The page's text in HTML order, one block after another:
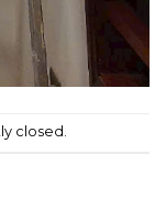
closed.